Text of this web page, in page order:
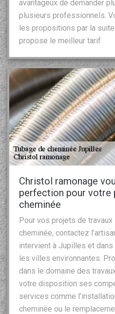
avantageux de demander
plusieurs professionnels.
les propositions par la
propose le meilleur tarif.
Christol ramonage
perfection pour votre
cheminée
Pour vos projets de
cheminée, contactez
intervient à Jupilles et
les villes environnantes.
dans le domaine des
votre disposition ses
services comme
cheminée ou le